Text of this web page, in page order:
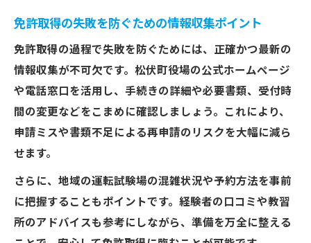
免許取得の失敗を防ぐための情報収集ポイント
免許取得の過程で失敗を防ぐためには、正確かつ最新の
情報収集が不可欠です。松伏町役場の公式ホームページ
や電話窓口を活用し、手続きの詳細や必要書類、受付時
間の変更などをこまめに確認しましょう。これにより、
申請ミスや書類不足による再申請のリスクを大幅に減ら
せます。
さらに、地域の運転試験場の混雑状況や予約方法を事前
に把握することもポイントです。経験者の口コミや教習
所のアドバイスも参考にしながら、準備を万全に整える